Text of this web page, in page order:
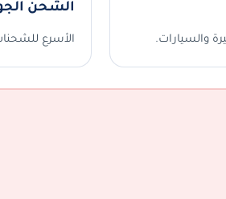
والسيارات.
الشحن
الأسرع